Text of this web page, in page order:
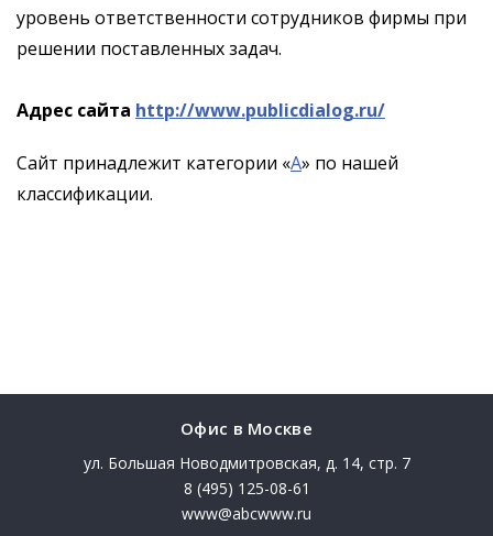
уровень ответственности сотрудников фирмы при
решении поставленных задач.
Адрес сайта http://www.publicdialog.ru/
Сайт принадлежит категории «A» по нашей
классификации.
Офис в Москве
ул. Большая Новодмитровская, д. 14, стр. 7
8 (495) 125-08-61
www@abcwww.ru